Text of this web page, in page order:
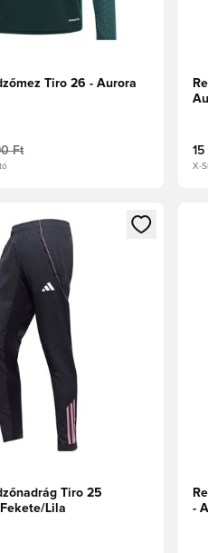
Tiro 26 - Aurora
Ft
X-
regisztrációhoz
a bejelentkezéshez vagy
Tiro 25
Lila
-